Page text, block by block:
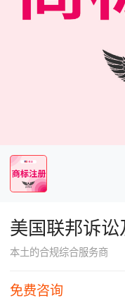
美国联邦诉讼
本土的合规综合服务商
免费咨询